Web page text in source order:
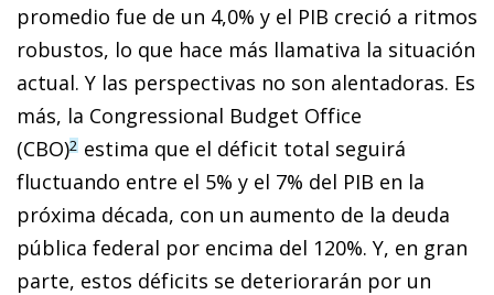
promedio fue de un 4,0% y el PIB creció a ritmos
robustos, lo que hace más llamativa la situación
actual. Y las perspectivas no son alentadoras. Es
más, la Congressional Budget Office
(CBO)2 estima que el déficit total seguirá
fluctuando entre el 5% y el 7% del PIB en la
próxima década, con un aumento de la deuda
pública federal por encima del 120%. Y, en gran
parte, estos déficits se deteriorarán por un